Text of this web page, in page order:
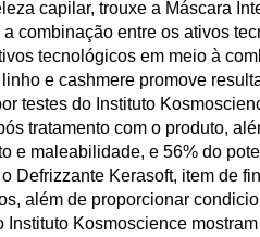
capilar, trouxe a Máscara
combinação entre os ativos
tecnológicos em meio à
e cashmere promove
testes do Instituto
tratamento com o produto,
e maleabilidade, e 56% do
Defrizzante Kerasoft, item de
além de proporcionar
Instituto Kosmoscience